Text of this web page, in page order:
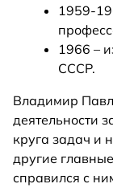
1959-
1966 –
СССР.
Владимир
деятельности
круга задач и
другие
справился с